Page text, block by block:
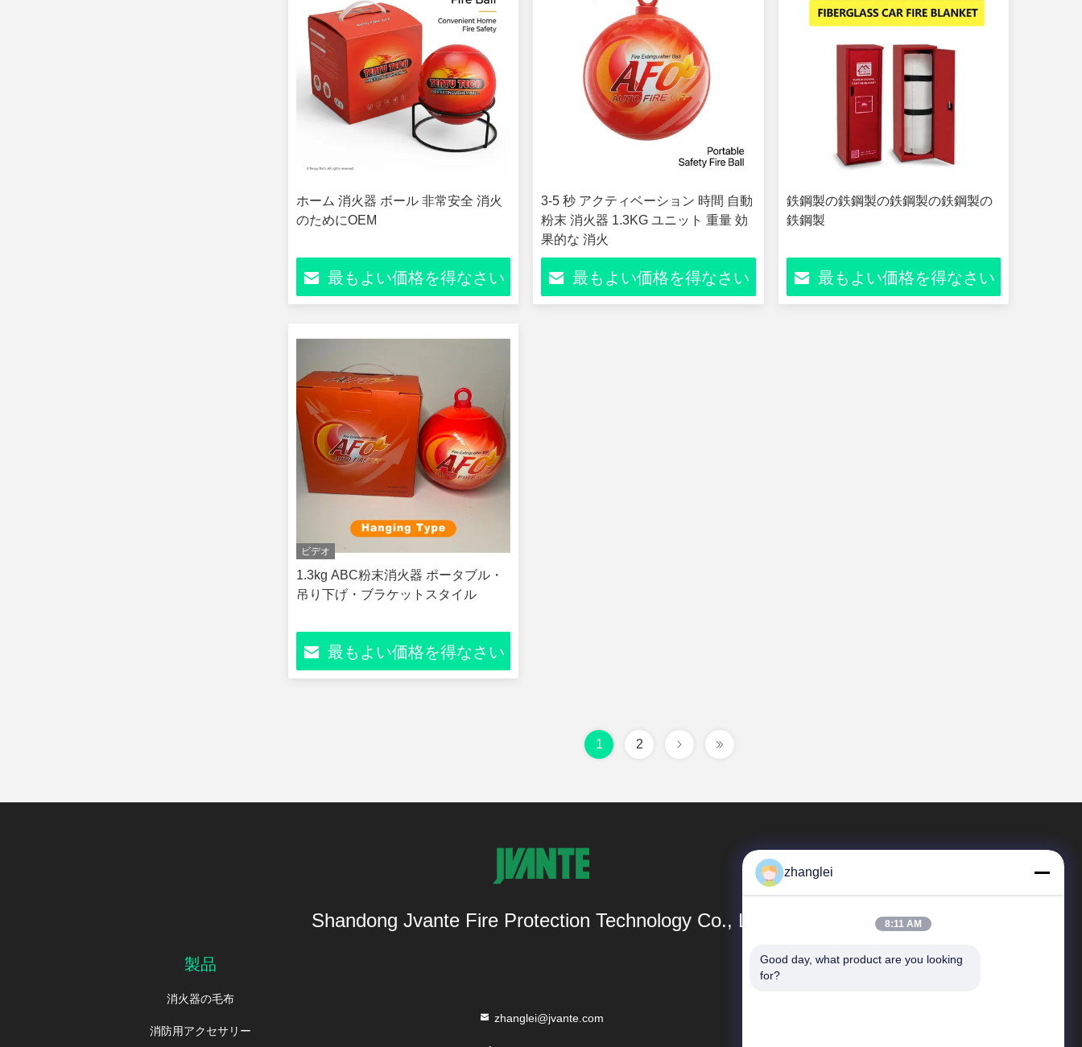
ホーム 消火器 ボール 非常安全 消火
のためにOEM
最もよい価格を得なさい
3-5 秒 アクティベーション 時間 自動
粉末 消火器 1.3KG ユニット 重量 効
果的な 消火
最もよい価格を得なさい
鉄鋼製の鉄鋼製の鉄鋼製の鉄鋼製の
鉄鋼製
最もよい価格を得なさい
ビデオ
1.3kg ABC粉末消火器 ポータブル・
吊り下げ・ブラケットスタイル
最もよい価格を得なさい
1 2
Shandong Jvante Fire Protection Technology Co., Ltd.
製品
消火器の毛布
消防用アクセサリー
zhanglei@jvante.com
クイックリンク
zhanglei
8:11 AM
Good day, what product are you looking
for?